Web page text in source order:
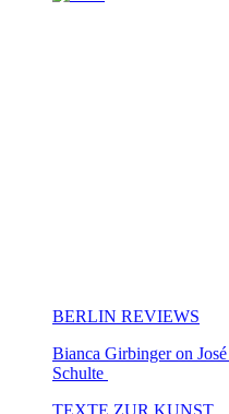
BERLIN REVIEWS
Bianca Girbinger on
Schulte
TEXTE ZUR KUNST